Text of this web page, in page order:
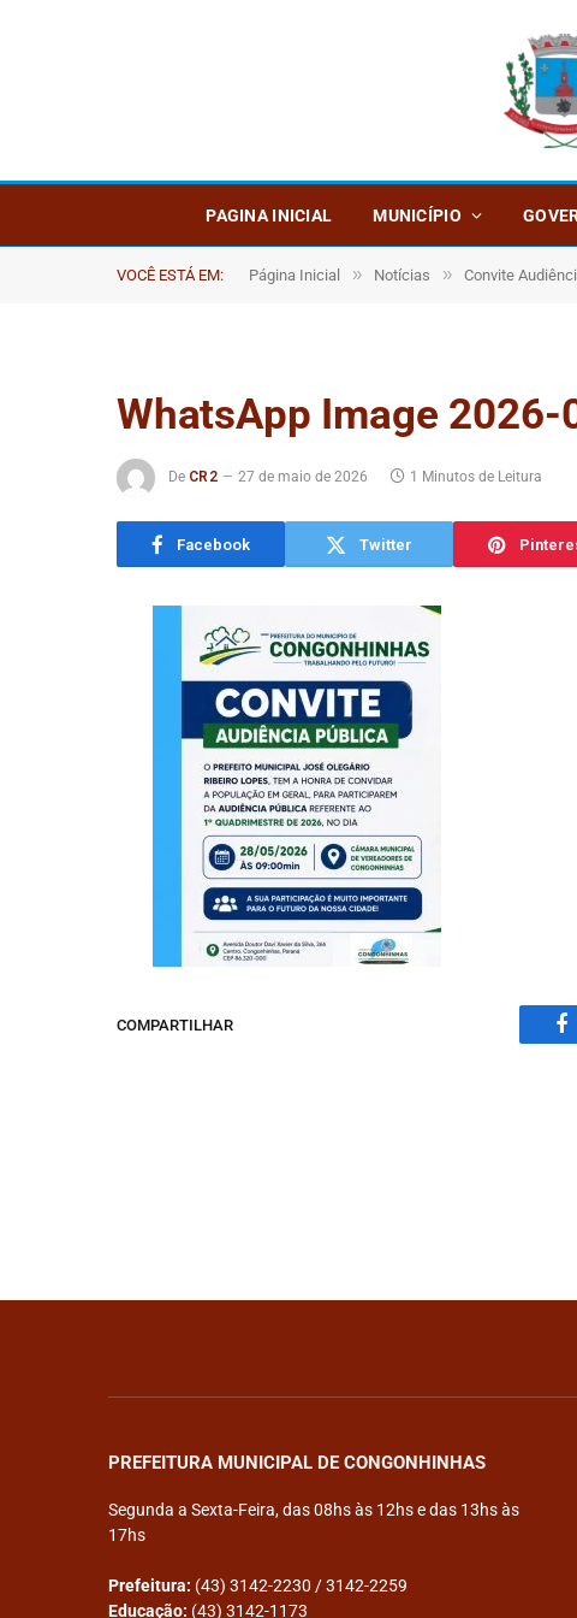
PAGINA INICIAL MUNICÍPIO
VOCÊ ESTÁ EM: Página Inicial » Notícias » Convite
WhatsApp Image
De CR2 27 de maio de 2026 1 Minutos de Leitura
Facebook Twitter
COMPARTILHAR
PREFEITURA MUNICIPAL DE CONGONHINHAS
Segunda a Sexta-Feira, das 08hs às 12hs e das 13hs às
17hs
Prefeitura: (43) 3142-2230 / 3142-2259
Educação: (43) 3142-1173